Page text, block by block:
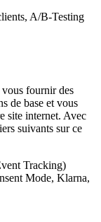
A/B-Testing
vous fournir des
de base et vous
site internet. Avec
suivants sur ce
Tracking)
Mode, Klarna,